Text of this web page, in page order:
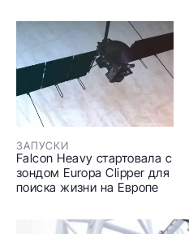
ЗАПУСКИ
Falcon Heavy стартовала с
зондом Europa Clipper для
поиска жизни на Европе